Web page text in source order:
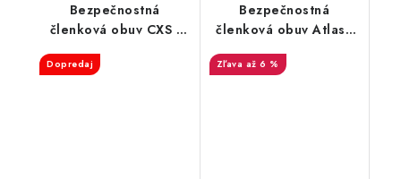
Bezpečnostná
členková obuv CXS -
Safety Steel Mangan
Dopredaj
Bezpečnostná
členková obuv Atlas -
Ergo Med 735 XP W12
S3 čierna 369412
až 6 %